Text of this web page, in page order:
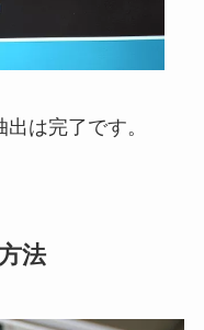
は完了です。
法